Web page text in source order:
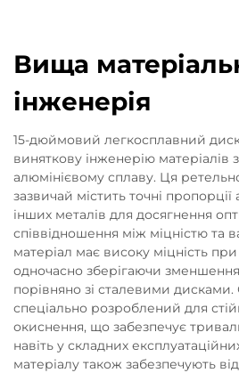
Вища
інженерія
15-дюймовий легкосплавний
виняткову інженерію матеріалів
алюмінієвому сплаву. Ця
зазвичай містить точні
інших металів для досягнення
співвідношення між міцністю та
матеріал має високу міцність при
одночасно зберігаючи
порівняно зі сталевими
спеціально розроблений для
окиснення, що забезпечує
навіть у складних
матеріалу також забезпечують